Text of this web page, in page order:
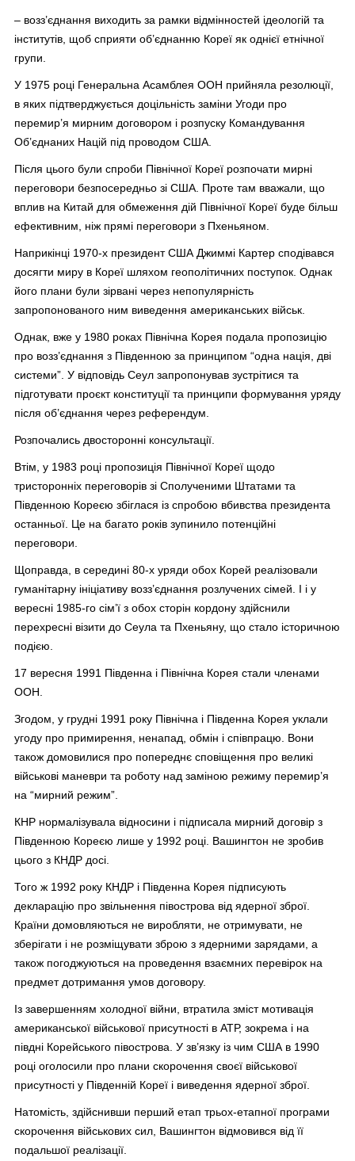
– возз’єднання виходить за рамки відмінностей ідеологій та
інститутів, щоб сприяти об’єднанню Кореї як однієї етнічної
групи.
У 1975 році Генеральна Асамблея ООН прийняла резолюції,
в яких підтверджується доцільність заміни Угоди про
перемир’я мирним договором і розпуску Командування
Об’єднаних Націй під проводом США.
Після цього були спроби Північної Кореї розпочати мирні
переговори безпосередньо зі США. Проте там вважали, що
вплив на Китай для обмеження дій Північної Кореї буде більш
ефективним, ніж прямі переговори з Пхеньяном.
Наприкінці 1970-х президент США Джиммі Картер сподівався
досягти миру в Кореї шляхом геополітичних поступок. Однак
його плани були зірвані через непопулярність
запропонованого ним виведення американських військ.
Однак, вже у 1980 роках Північна Корея подала пропозицію
про возз’єднання з Південною за принципом “одна нація, дві
системи”. У відповідь Сеул запропонував зустрітися та
підготувати проєкт конституції та принципи формування уряду
після об’єднання через референдум.
Розпочались двосторонні консультації.
Втім, у 1983 році пропозиція Північної Кореї щодо
тристоронніх переговорів зі Сполученими Штатами та
Південною Кореєю збіглася із спробою вбивства президента
останньої. Це на багато років зупинило потенційні
переговори.
Щоправда, в середині 80-х уряди обох Корей реалізовали
гуманітарну ініціативу возз’єднання розлучених сімей. І і у
вересні 1985-го сім’ї з обох сторін кордону здійснили
перехресні візити до Сеула та Пхеньяну, що стало історичною
подією.
17 вересня 1991 Південна і Північна Корея стали членами
ООН.
Згодом, у грудні 1991 року Північна і Південна Корея уклали
угоду про примирення, ненапад, обмін і співпрацю. Вони
також домовилися про попереднє сповіщення про великі
військові маневри та роботу над заміною режиму перемир’я
на “мирний режим”.
КНР нормалізувала відносини і підписала мирний договір з
Південною Кореєю лише у 1992 році. Вашингтон не зробив
цього з КНДР досі.
Того ж 1992 року КНДР і Південна Корея підписують
декларацію про звільнення півострова від ядерної зброї.
Країни домовляються не виробляти, не отримувати, не
зберігати і не розміщувати зброю з ядерними зарядами, а
також погоджуються на проведення взаємних перевірок на
предмет дотримання умов договору.
Із завершенням холодної війни, втратила зміст мотивація
американської військової присутності в АТР, зокрема і на
півдні Корейського півострова. У зв’язку із чим США в 1990
році оголосили про плани скорочення своєї військової
присутності у Південній Кореї і виведення ядерної зброї.
Натомість, здійснивши перший етап трьох-етапної програми
скорочення військових сил, Вашингтон відмовився від її
подальшої реалізації.